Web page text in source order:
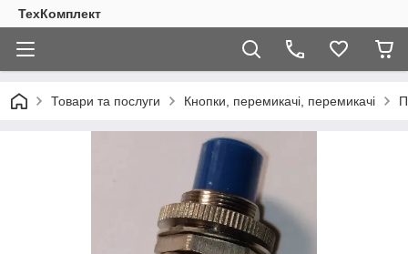
ТехКомплект
Товари та послуги Кнопки, перемикачі, перемикачі